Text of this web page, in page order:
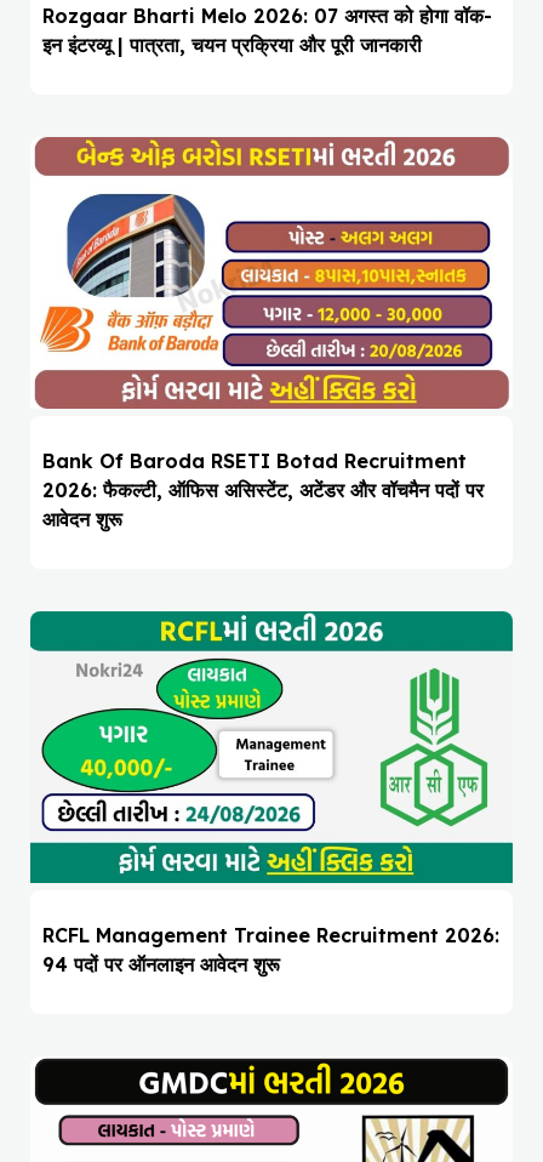
Rozgaar Bharti Melo 2026: 07 अगस्त को होगा वॉक-
इन इंटरव्यू | पात्रता, चयन प्रक्रिया और पूरी जानकारी
Bank Of Baroda RSETI Botad Recruitment
2026: फैकल्टी, ऑफिस असिस्टेंट, अटेंडर और वॉचमैन पदों पर
आवेदन शुरू
RCFL Management Trainee Recruitment 2026:
94 पदों पर ऑनलाइन आवेदन शुरू